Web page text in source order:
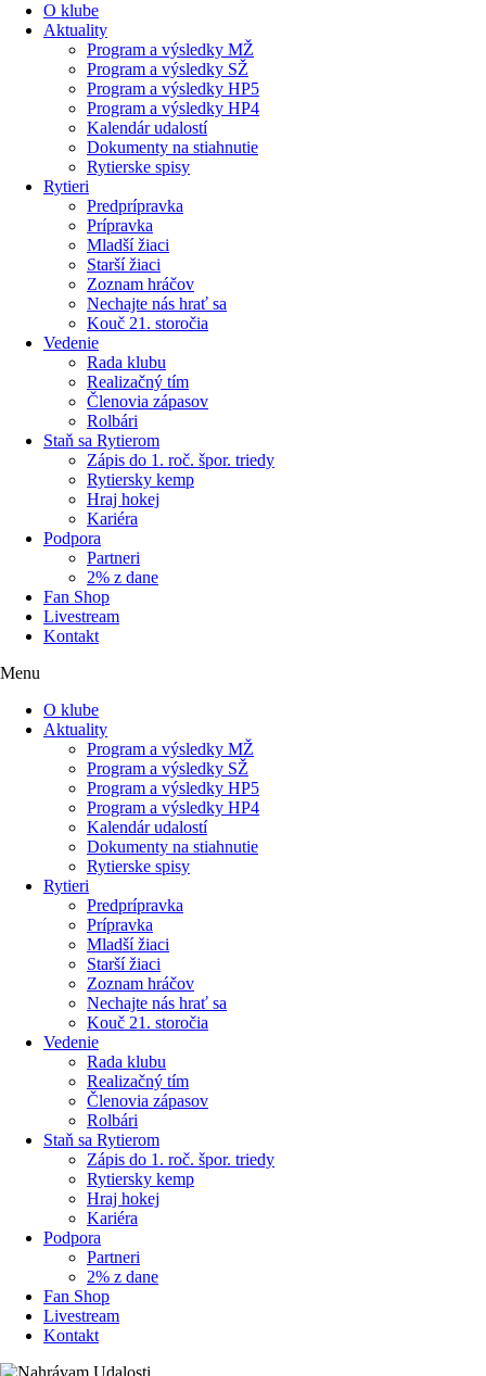
O klube
Aktuality
Program a výsledky MŽ
Program a výsledky SŽ
Program a výsledky HP5
Program a výsledky HP4
Kalendár udalostí
Dokumenty na stiahnutie
Rytierske spisy
Rytieri
Predprípravka
Prípravka
Mladší žiaci
Starší žiaci
Zoznam hráčov
Nechajte nás hrať sa
Kouč 21. storočia
Vedenie
Rada klubu
Realizačný tím
Členovia zápasov
Rolbári
Staň sa Rytierom
Zápis do 1. roč. špor. triedy
Rytiersky kemp
Hraj hokej
Kariéra
Podpora
Partneri
2% z dane
Fan Shop
Livestream
Kontakt
Menu
O klube
Aktuality
Program a výsledky MŽ
Program a výsledky SŽ
Program a výsledky HP5
Program a výsledky HP4
Kalendár udalostí
Dokumenty na stiahnutie
Rytierske spisy
Rytieri
Predprípravka
Prípravka
Mladší žiaci
Starší žiaci
Zoznam hráčov
Nechajte nás hrať sa
Kouč 21. storočia
Vedenie
Rada klubu
Realizačný tím
Členovia zápasov
Rolbári
Staň sa Rytierom
Zápis do 1. roč. špor. triedy
Rytiersky kemp
Hraj hokej
Kariéra
Podpora
Partneri
2% z dane
Fan Shop
Livestream
Kontakt